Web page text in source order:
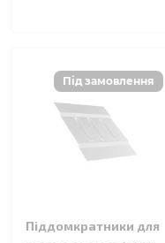
Піддомкратники для